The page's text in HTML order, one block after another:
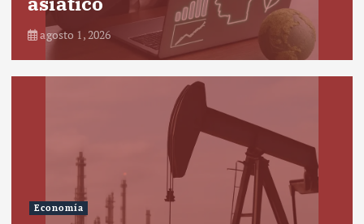
agosto 1, 2026
Economía